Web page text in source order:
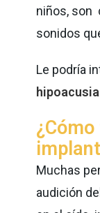
niños, son
sonidos
Le podría
Muchas
audición